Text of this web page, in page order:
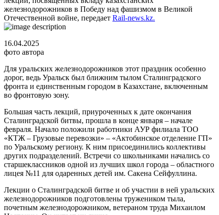
железнодорожников в Победу над фашизмом в Великой
Отечественной войне, передает Rail-news.kz.
16.04.2025
фото автора
Для уральских железнодорожников этот праздник особенно
дорог, ведь Уральск был ближним тылом Сталинградского
фронта и единственным городом в Казахстане, включенным
во фронтовую зону.
Большая часть лекций, приуроченных к дате окончания
Сталинградской битвы, прошла в конце января – начале
февраля. Начало положили работники АУР филиала ТОО
«КТЖ – Грузовые перевозки» – «Актобинское отделение ГП»
по Уральскому региону. К ним присоединились коллективы
других подразделений. Встречи со школьниками начались со
старшеклассников одной из лучших школ города – областного
лицея №11 для одаренных детей им. Сакена Сейфуллина.
Лекции о Сталинградской битве и об участии в ней уральских
железнодорожников подготовлены тружеником тыла,
почетным железнодорожником, ветераном труда Михаилом